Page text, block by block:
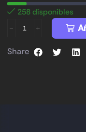
258 disponibles
Share